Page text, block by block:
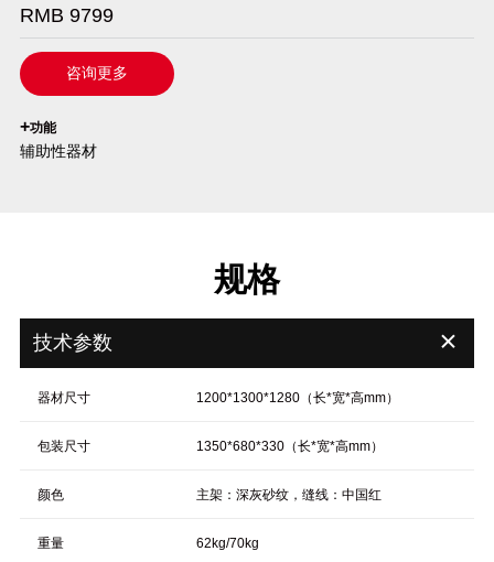
RMB 9799
咨询更多
`
+功能
辅助性器材
规格
技术参数 ＋
器材尺寸 1200*1300*1280（长*宽*高mm）
包装尺寸 1350*680*330（长*宽*高mm）
颜色 主架：深灰砂纹，缝线：中国红
重量 62kg/70kg